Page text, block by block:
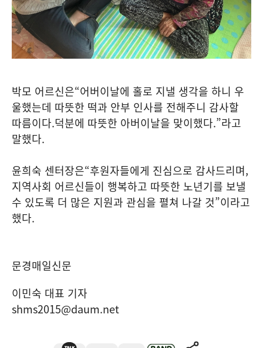
박모 어르신은“어버이날에 홀로 지낼 생각을 하니 우
울했는데 따뜻한 떡과 안부 인사를 전해주니 감사할
따름이다.덕분에 따뜻한 아버이날을 맞이했다.”라고
말했다.
윤희숙 센터장은“후원자들에게 진심으로 감사드리며,
지역사회 어르신들이 행복하고 따뜻한 노년기를 보낼
수 있도록 더 많은 지원과 관심을 펼쳐 나갈 것”이라고
했다.
문경매일신문
이민숙 대표 기자
shms2015@daum.net